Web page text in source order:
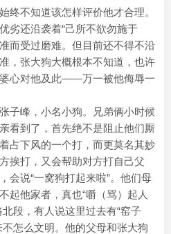
终不知道该怎样评价他才合理。
劣还沿袭着“己所不欲勿施于
而受过磨难。但目前还不得不沿
，张大狗大概根本不知道，也许
心对他及此——万一被他侮辱一
子峰，小名小狗。兄弟俩小时候
看到了，首先绝不是阻止他们厮
占下风的一个打，而更莫名其妙
挨打，又会帮助对方打自己父
会说“一窝狗打起来啦”。他们母
起他家者，真也“嚼（骂）起人
段，有人说这里过去有“窑子
怎么文明。他的父母和张大狗